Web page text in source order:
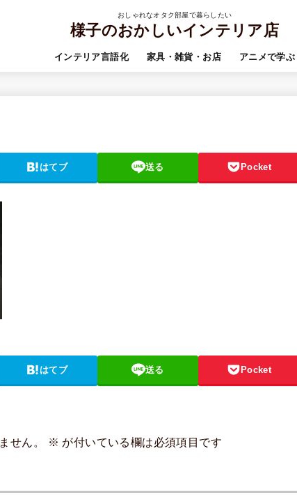
おしゃれなオタク部屋で暮らしたい
様子のおかしいインテリア店
インテリア言語化 家具・雑貨・お店 アニメで学ぶ
はてブ 送る Pocket
はてブ 送る Pocket
せん。 ※ が付いている欄は必須項目です